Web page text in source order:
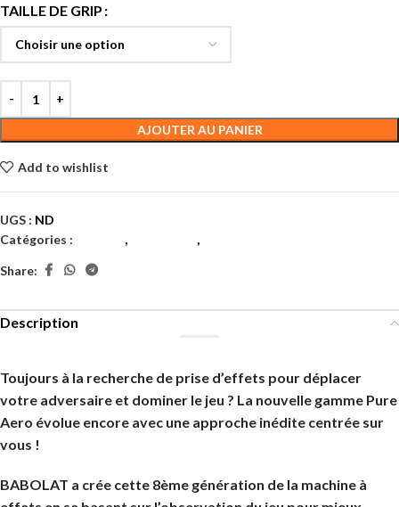
TAILLE DE GRIP
AJOUTER AU PANIER
Add to wishlist
UGS : ND
Catégories :
, ,
Share:
Description
Toujours à la recherche de prise d’effets pour déplacer
votre adversaire et dominer le jeu ? La nouvelle gamme Pure
Aero évolue encore avec une approche inédite centrée sur
vous !
BABOLAT a crée cette 8ème génération de la machine à